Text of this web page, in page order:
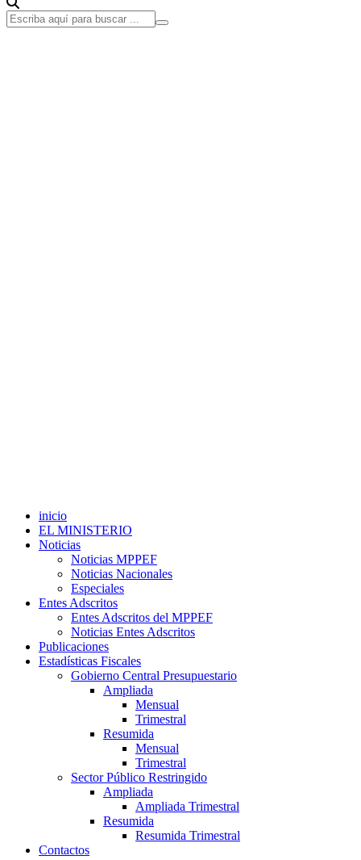
inicio
EL MINISTERIO
Noticias
Noticias MPPEF
Noticias Nacionales
Especiales
Entes Adscritos
Entes Adscritos del MPPEF
Noticias Entes Adscritos
Publicaciones
Estadísticas Fiscales
Gobierno Central Presupuestario
Ampliada
Mensual
Trimestral
Resumida
Mensual
Trimestral
Sector Público Restringido
Ampliada
Ampliada Trimestral
Resumida
Resumida Trimestral
Contactos